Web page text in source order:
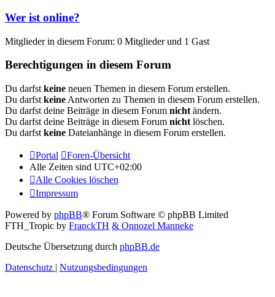
Wer ist online?
Mitglieder in diesem Forum: 0 Mitglieder und 1 Gast
Berechtigungen in diesem Forum
Du darfst keine neuen Themen in diesem Forum erstellen.
Du darfst keine Antworten zu Themen in diesem Forum erstellen.
Du darfst deine Beiträge in diesem Forum nicht ändern.
Du darfst deine Beiträge in diesem Forum nicht löschen.
Du darfst keine Dateianhänge in diesem Forum erstellen.
Portal
Foren-Übersicht
Alle Zeiten sind UTC+02:00
Alle Cookies löschen
Impressum
Powered by phpBB® Forum Software © phpBB Limited
FTH_Tropic by FranckTH & Onnozel Manneke
Deutsche Übersetzung durch phpBB.de
Datenschutz | Nutzungsbedingungen